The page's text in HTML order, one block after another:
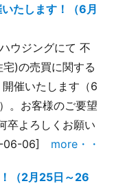
たします！（6月
ウジングにて 不
)の売買に関する
催いたします（6
。お客様のご要望
卒よろしくお願い
06-06] more・・
（2月25日～26